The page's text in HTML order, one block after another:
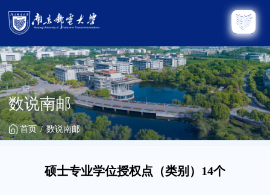
数说南邮
首页 数说南邮
硕士专业学位授权点（类别）14个